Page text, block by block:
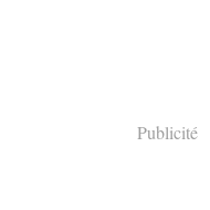
Publicité